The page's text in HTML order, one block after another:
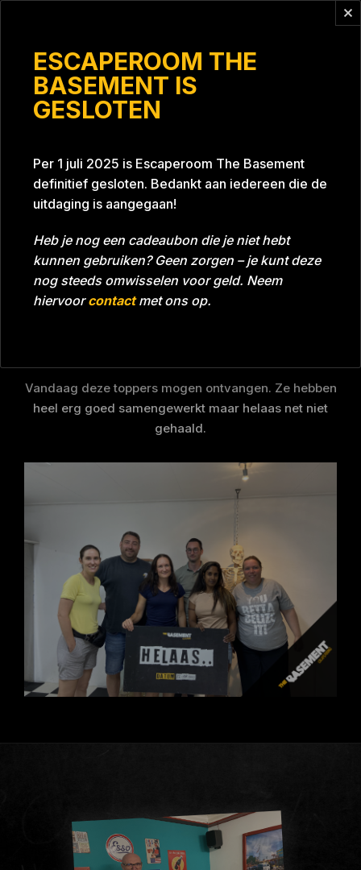
ESCAPEROOM THE
BASEMENT IS
GESLOTEN
Per 1 juli 2025 is Escaperoom The Basement
definitief gesloten. Bedankt aan iedereen die de
uitdaging is aangegaan!
Heb je nog een cadeaubon die je niet hebt
kunnen gebruiken? Geen zorgen – je kunt deze
nog steeds omwisselen voor geld. Neem
hiervoorcontactmet ons op.
Tijd Bijna gehaald Datum 12-08-2023
Room Project Blue 26A8
Vandaag deze toppers mogen ontvangen. Ze hebben
heel erg goed samengewerkt maar helaas net niet
gehaald.